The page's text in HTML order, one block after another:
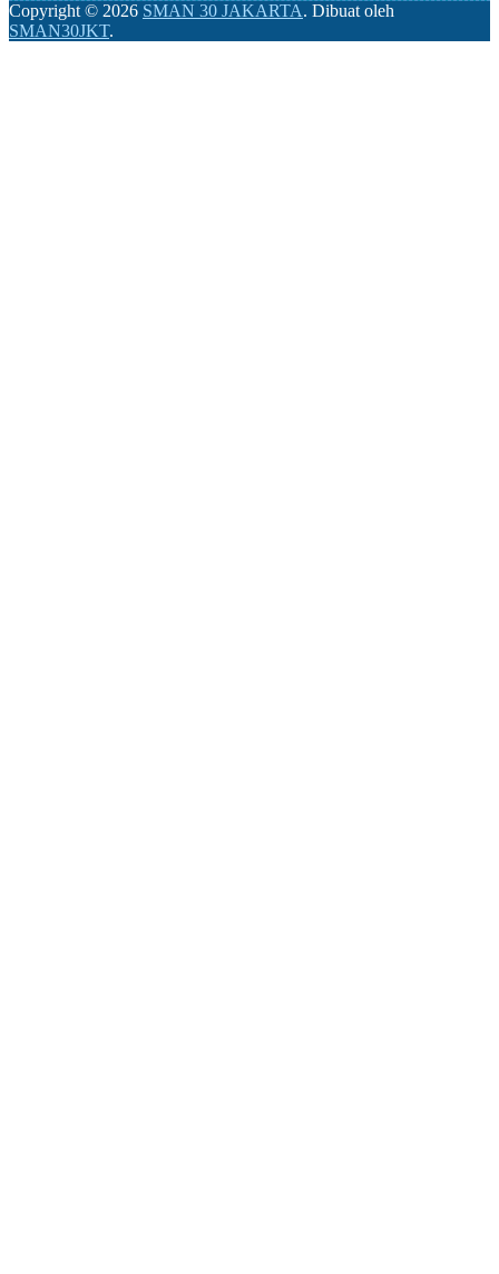
Copyright © 2026 SMAN 30 JAKARTA. Dibuat oleh
SMAN30JKT.